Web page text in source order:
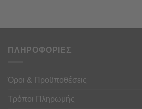
ΠΛΗΡΟΦΟΡΙΕΣ
Όροι & Προϋποθέσεις
Τρόποι Πληρωμής